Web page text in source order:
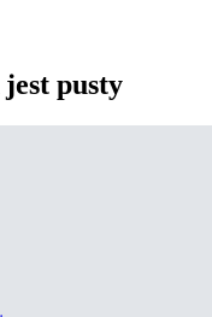
pusty